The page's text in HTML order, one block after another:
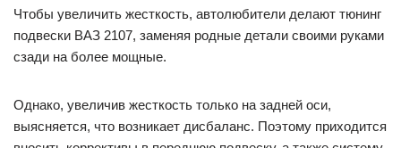
Чтобы увеличить жесткость, автолюбители делают тюнинг
подвески ВАЗ 2107, заменяя родные детали своими руками
сзади на более мощные.
Однако, увеличив жесткость только на задней оси,
выясняется, что возникает дисбаланс. Поэтому приходится